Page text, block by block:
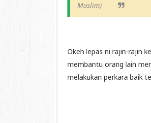
Muslim)
Okeh lepas ni rajin-rajin
membantu orang lain
melakukan perkara baik